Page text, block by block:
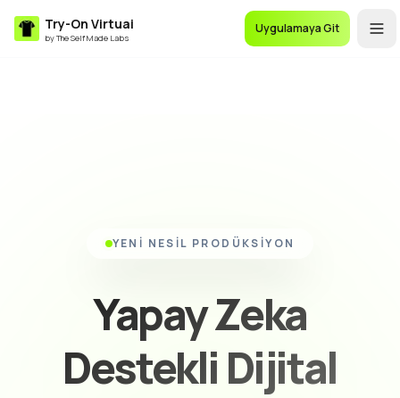
Try-On Virtuai
by The Self Made Labs
Uygulamaya Git
YENI NESIL PRODÜKSIYON
Yapay Zeka
Destekli Dijital